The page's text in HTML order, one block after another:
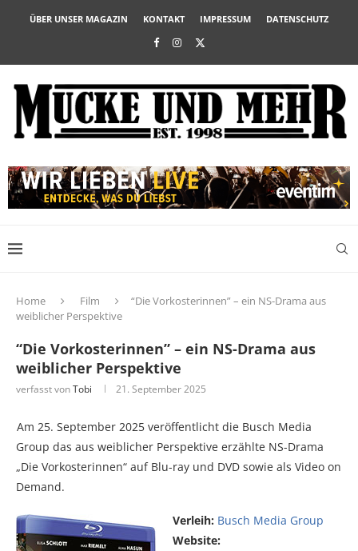
ÜBER UNSER MAGAZIN KONTAKT IMPRESSUM DATENSCHUTZ
Home Film
“Die Vorkosterinnen” – ein NS-Drama aus
weiblicher Perspektive
“Die Vorkosterinnen” – ein NS-Drama aus
weiblicher Perspektive
verfasst vonTobi 21. September 2025
Am 25. September 2025 veröffentlicht die Busch Media
Group das aus weiblicher Perspektive erzählte NS-Drama
„Die Vorkosterinnen“ auf Blu-ray und DVD sowie als Video on
Demand.
Verleih: Busch Media Group
Website: